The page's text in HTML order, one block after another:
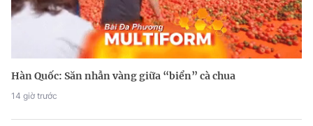
Hàn Quốc: Săn nhẫn vàng giữa “biển” cà chua
14 giờ trước